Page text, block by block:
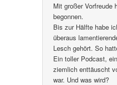
Mit großer Vorfreude
begonnen.
Bis zur Hälfte habe
überaus
Lesch gehört. So
Ein toller Podcast,
ziemlich enttäuscht
war. Und was wird?